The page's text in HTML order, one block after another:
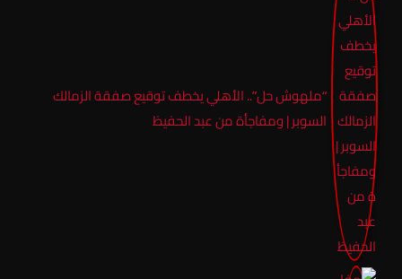
“ملهوش حل”.. الأهلي يخطف توقيع صفقة الزمالك
السوبر | ومفاجأة من عبد الحفيظ